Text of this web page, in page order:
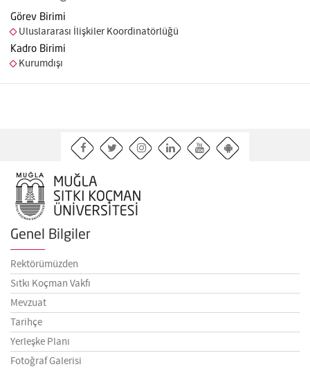
Görev Birimi
Uluslararası İlişkiler Koordinatörlüğü
Kadro Birimi
Kurumdışı
Genel Bilgiler
Rektörümüzden
Sıtkı Koçman Vakfı
Mevzuat
Tarihçe
Yerleşke Planı
Fotoğraf Galerisi